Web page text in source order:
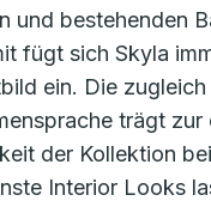
und bestehenden
fügt sich Skyla
ein. Die
trägt zur
der Kollektion
Interior Looks